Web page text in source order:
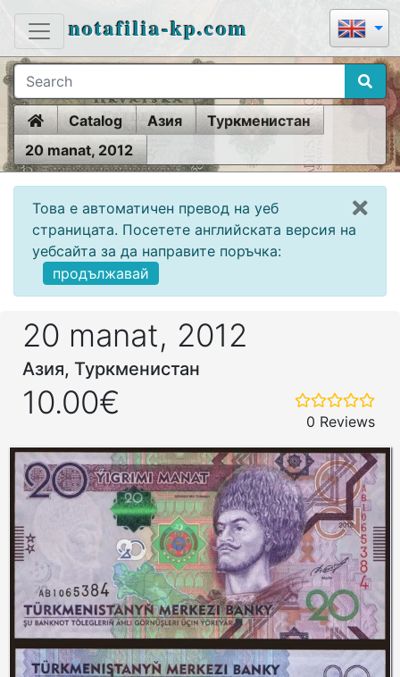
notafilia-kp.com
HomeCatalog Азия
Туркменистан
20 manat, 2012
Това е автоматичен превод на уеб
страницата. Посетете английската версия на
уебсайта за да направите поръчка:
продължавай
20 manat, 2012
Азия, Туркменистан
10.00€
0 Reviews